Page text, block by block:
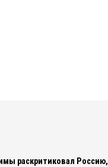
раскритиковал Россию,